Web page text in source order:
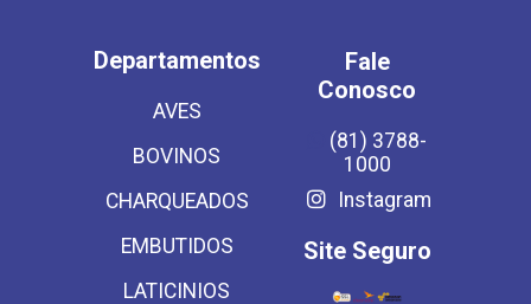
Departamentos
AVES
BOVINOS
CHARQUEADOS
EMBUTIDOS
LATICINIOS
Fale
Conosco
(81) 3788-
1000
Instagram
Site Seguro